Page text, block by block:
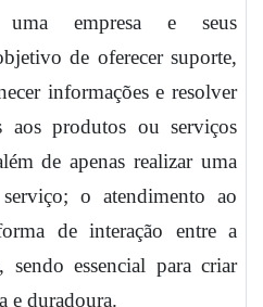
empresa e seus
de oferecer suporte,
informações e resolver
aos produtos ou serviços
de apenas realizar uma
o atendimento ao
de interação entre a
sendo essencial para criar
e duradoura.